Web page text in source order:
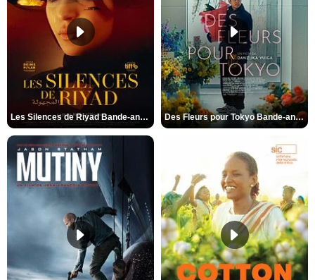
Les Silences de Riyad Bande-annonce VO STFR Des Fleurs pour Tokyo Bande-annonce VO STFR